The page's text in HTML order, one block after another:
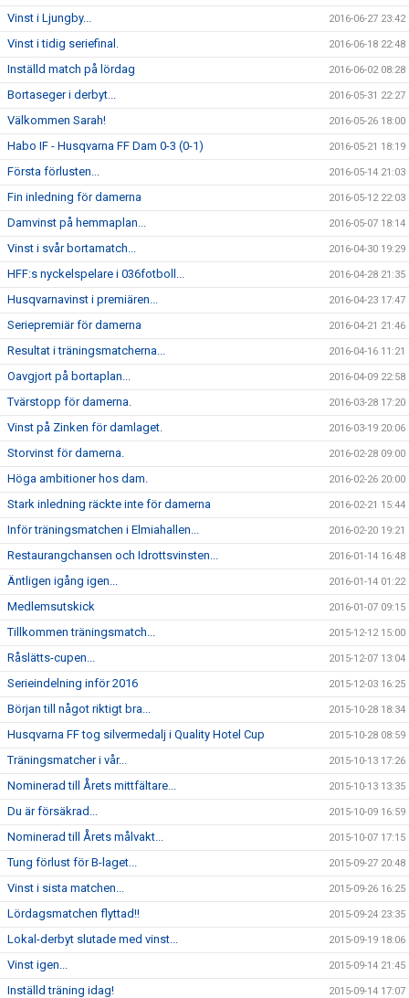
Vinst i Ljungby... 2016-06-27 23:42
Vinst i tidig seriefinal. 2016-06-18 22:48
Inställd match på lördag 2016-06-02 08:28
Bortaseger i derbyt... 2016-05-31 22:27
Välkommen Sarah! 2016-05-26 18:00
Habo IF - Husqvarna FF Dam 0-3 (0-1) 2016-05-21 18:19
Första förlusten... 2016-05-14 21:03
Fin inledning för damerna 2016-05-12 22:03
Damvinst på hemmaplan... 2016-05-07 18:14
Vinst i svår bortamatch... 2016-04-30 19:29
HFF:s nyckelspelare i 036fotboll... 2016-04-28 21:35
Husqvarnavinst i premiären... 2016-04-23 17:47
Seriepremiär för damerna 2016-04-21 21:46
Resultat i träningsmatcherna... 2016-04-16 11:21
Oavgjort på bortaplan... 2016-04-09 22:58
Tvärstopp för damerna. 2016-03-28 17:20
Vinst på Zinken för damlaget. 2016-03-19 20:06
Storvinst för damerna. 2016-02-28 09:00
Höga ambitioner hos dam. 2016-02-26 20:00
Stark inledning räckte inte för damerna 2016-02-21 15:44
Inför träningsmatchen i Elmiahallen... 2016-02-20 19:21
Restaurangchansen och Idrottsvinsten... 2016-01-14 16:48
Äntligen igång igen... 2016-01-14 01:22
Medlemsutskick 2016-01-07 09:15
Tillkommen träningsmatch... 2015-12-12 15:00
Råslätts-cupen... 2015-12-07 13:04
Serieindelning inför 2016 2015-12-03 16:25
Början till något riktigt bra... 2015-10-28 18:34
Husqvarna FF tog silvermedalj i Quality Hotel Cup 2015-10-28 08:59
Träningsmatcher i vår... 2015-10-13 17:26
Nominerad till Årets mittfältare... 2015-10-13 13:35
Du är försäkrad... 2015-10-09 16:59
Nominerad till Årets målvakt... 2015-10-07 17:15
Tung förlust för B-laget... 2015-09-27 20:48
Vinst i sista matchen... 2015-09-26 16:25
Lördagsmatchen flyttad!! 2015-09-24 23:35
Lokal-derbyt slutade med vinst... 2015-09-19 18:06
Vinst igen... 2015-09-14 21:45
Inställd träning idag! 2015-09-14 17:07